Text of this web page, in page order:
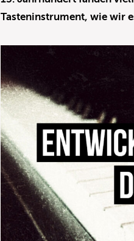
Tasteninstrument, wie wir